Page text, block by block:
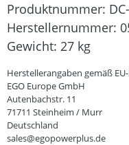
Produktnummer:
Herstellernummer:
Gewicht: 27 kg
Herstellerangaben gemäß
EGO Europe GmbH
Autenbachstr. 11
71711 Steinheim / Murr
Deutschland
sales@egopowerplus.de